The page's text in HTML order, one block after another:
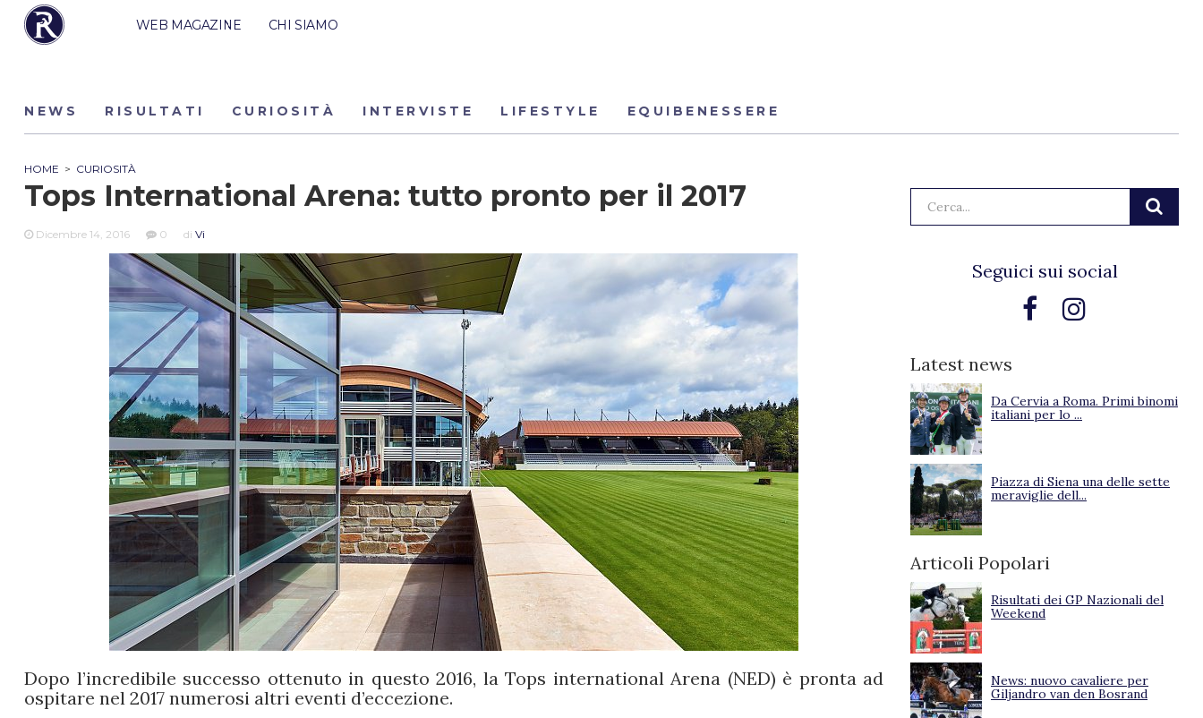
WEB MAGAZINE CHI SIAMO
NEWS RISULTATI CURIOSITÀ INTERVISTE LIFESTYLE EQUIBENESSERE
HOME > CURIOSITÀ
Tops International Arena: tutto pronto per il 2017
Dicembre 14, 2016 0 di Vi
Dopo l’incredibile successo ottenuto in questo 2016, la Tops international Arena (NED) è pronta ad
ospitare nel 2017 numerosi altri eventi d’eccezione.
Seguici sui social
Latest news
Da Cervia a Roma. Primi binomi
italiani per lo ...
Piazza di Siena una delle sette
meraviglie dell...
Articoli Popolari
Risultati dei GP Nazionali del
Weekend
News: nuovo cavaliere per
Giljandro van den Bosrand